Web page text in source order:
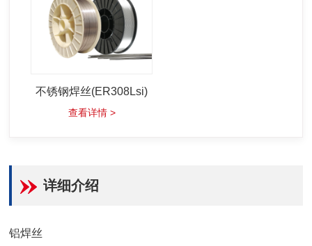
不锈钢焊丝(ER308Lsi)
查看详情 >
详细介绍
铝焊丝